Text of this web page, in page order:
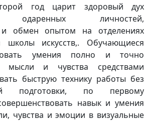
год царит здоровый дух
одаренных личностей,
и обмен опытом на отделениях
школы искусств,. Обучающиеся
умения полно и точно
мысли и чувства средствами
быструю технику работы без
подготовки, по первому
навык и умения
чувства и эмоции в визуальные